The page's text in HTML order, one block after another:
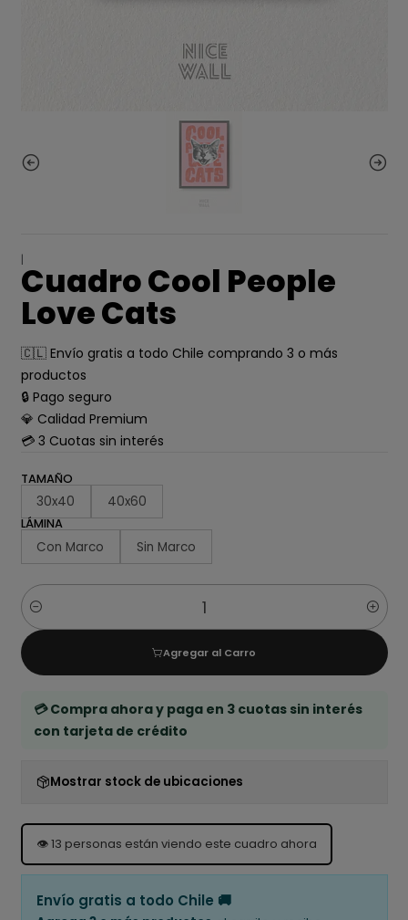
|
Cuadro Cool People
Love Cats
🇨🇱 Envío gratis a todo Chile comprando 3 o más
productos
🔒 Pago seguro
💎 Calidad Premium
💳 3 Cuotas sin interés
TAMAÑO
30x40 40x60
LÁMINA
Con Marco Sin Marco
Cantidad
Agregar al Carro
💳 Compra ahora y paga en 3 cuotas sin interés
con tarjeta de crédito
Mostrar stock de ubicaciones
👁️13 personas están viendo este cuadro ahora
Envío gratis a todo Chile 🚚